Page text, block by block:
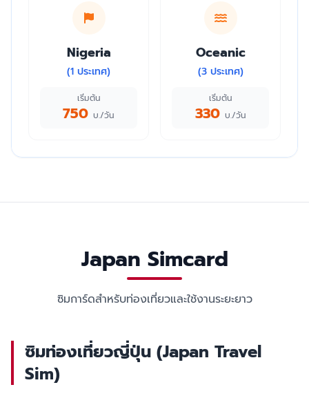
Nigeria
(1 ประเทศ)
เริ่มต้น
750 บ./วัน
Oceanic
(3 ประเทศ)
เริ่มต้น
330 บ./วัน
Japan Simcard
ซิมการ์ดสำหรับท่องเที่ยวและใช้งานระยะยาว
ซิมท่องเที่ยวญี่ปุ่น (Japan Travel
Sim)